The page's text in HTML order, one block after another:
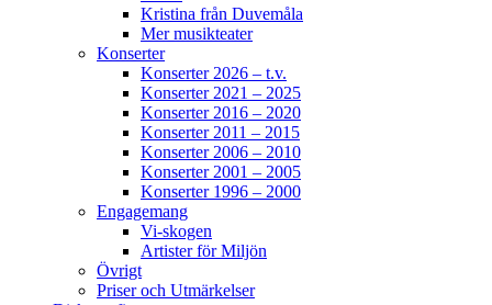
Kristina från Duvemåla
Mer musikteater
Konserter
Konserter 2026 – t.v.
Konserter 2021 – 2025
Konserter 2016 – 2020
Konserter 2011 – 2015
Konserter 2006 – 2010
Konserter 2001 – 2005
Konserter 1996 – 2000
Engagemang
Vi-skogen
Artister för Miljön
Övrigt
Priser och Utmärkelser